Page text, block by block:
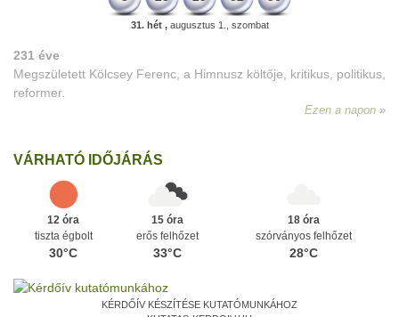
31. hét ,augusztus 1., szombat
231 éve
Megszületett Kölcsey Ferenc, a Himnusz költője, kritikus, politikus,
reformer.
Ezen a napon
VÁRHATÓ IDŐJÁRÁS
12 óra
tiszta égbolt
30°C
15 óra
erős felhőzet
33°C
18 óra
szórványos felhőzet
28°C
KÉRDŐÍV KÉSZÍTÉSE KUTATÓMUNKÁHOZ